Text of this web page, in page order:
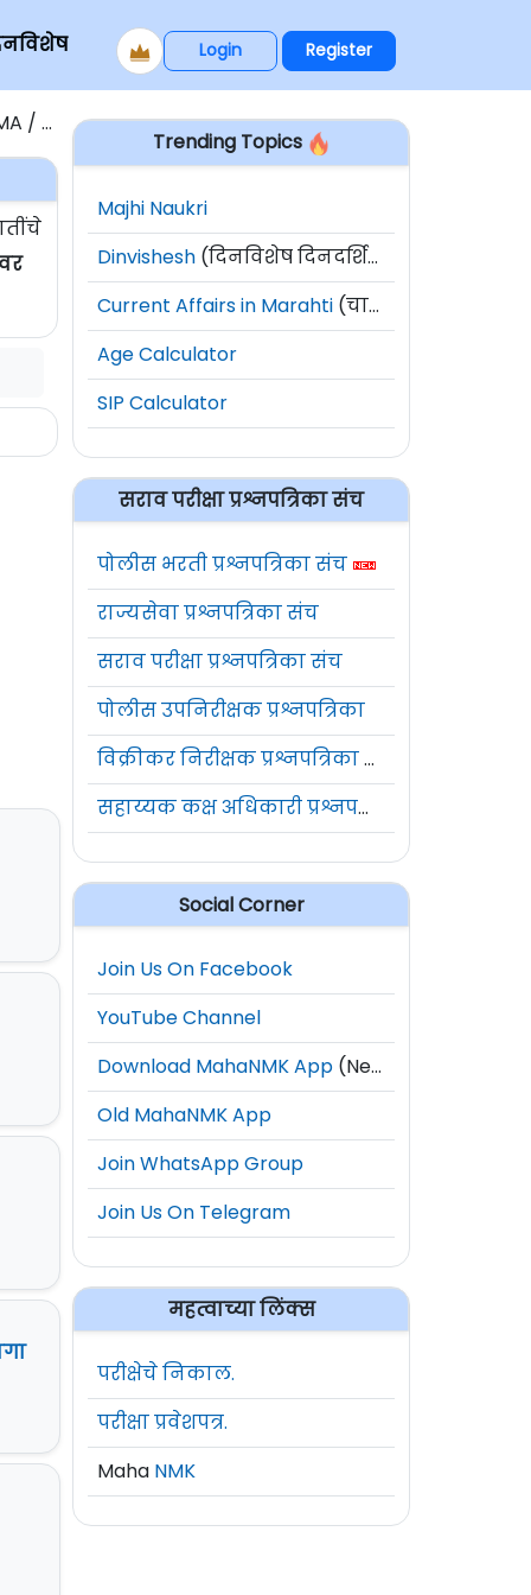
Login Register
Trending Topics
Majhi Naukri
Dinvishesh (दिनविशेष दिनदर्शिका)
Current Affairs in Marahti (चालू घडामोडी)
Age Calculator
SIP Calculator
सराव परीक्षा प्रश्नपत्रिका संच
पोलीस भरती प्रश्नपत्रिका संच
राज्यसेवा प्रश्नपत्रिका संच
सराव परीक्षा प्रश्नपत्रिका संच
पोलीस उपनिरीक्षक प्रश्नपत्रिका
विक्रीकर निरीक्षक प्रश्नपत्रिका संच
सहाय्यक कक्ष अधिकारी प्रश्नपत्रिका संच
Social Corner
Join Us On Facebook
YouTube Channel
Download MahaNMK App (New)
Old MahaNMK App
Join WhatsApp Group
Join Us On Telegram
महत्वाच्या लिंक्स
परीक्षेचे निकाल.
परीक्षा प्रवेशपत्र.
Maha NMK